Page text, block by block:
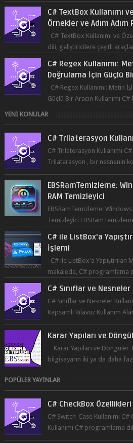
C# TextBox Kullanımı
Örnekler ve Adım Adım
C# TextBox Kullanımı ve
dili, geliştiricilere çeşitli
C# Regex Kullanımı:
Doğrulama İçin Güçlü
C# Regex Kullanımı: Metin
Güçlü Bir Aracın Kullanımı C#
programlama dilinde,
YENI KONULAR
C# Trilaterasyon
C# Trilaterasyon Kullanımı
Trilaterasyon , bir nesnenin
da daha fazla refer...
EBSRamTemizleme:
RAM Temizleyici
EBSRamTemizleme:
Temizleyici
C# ile ListBox'a
İşlemi
C# ile ListBox'a Yapıştırılan
makalede, C# programlama
C# Sınıflar ve Nesneler
C# Sınıflar ve Nesneler
Kapsamlı Kılavuz Kullanım
Nasıl ...
Karar Yapıları ve
Karar Yapıları ve Döngüler
bilgisayarın iki ya da daha
POPÜLER YAYINLAR
C# CheckBox Özellikleri
C# Switch-Case Kullanımı
Kullanımı C# programlama
üzerinde seçim yapma...